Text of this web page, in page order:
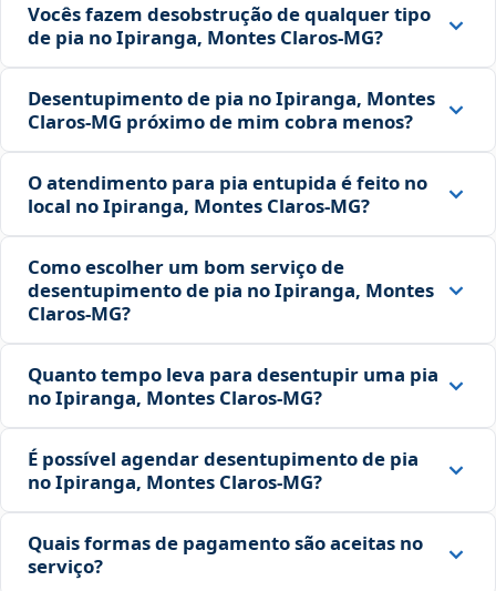
Vocês fazem desobstrução de qualquer tipo
de pia no Ipiranga, Montes Claros‑MG?
Desentupimento de pia no Ipiranga, Montes
Claros‑MG próximo de mim cobra menos?
O atendimento para pia entupida é feito no
local no Ipiranga, Montes Claros‑MG?
Como escolher um bom serviço de
desentupimento de pia no Ipiranga, Montes
Claros‑MG?
Quanto tempo leva para desentupir uma pia
no Ipiranga, Montes Claros‑MG?
É possível agendar desentupimento de pia
no Ipiranga, Montes Claros‑MG?
Quais formas de pagamento são aceitas no
serviço?